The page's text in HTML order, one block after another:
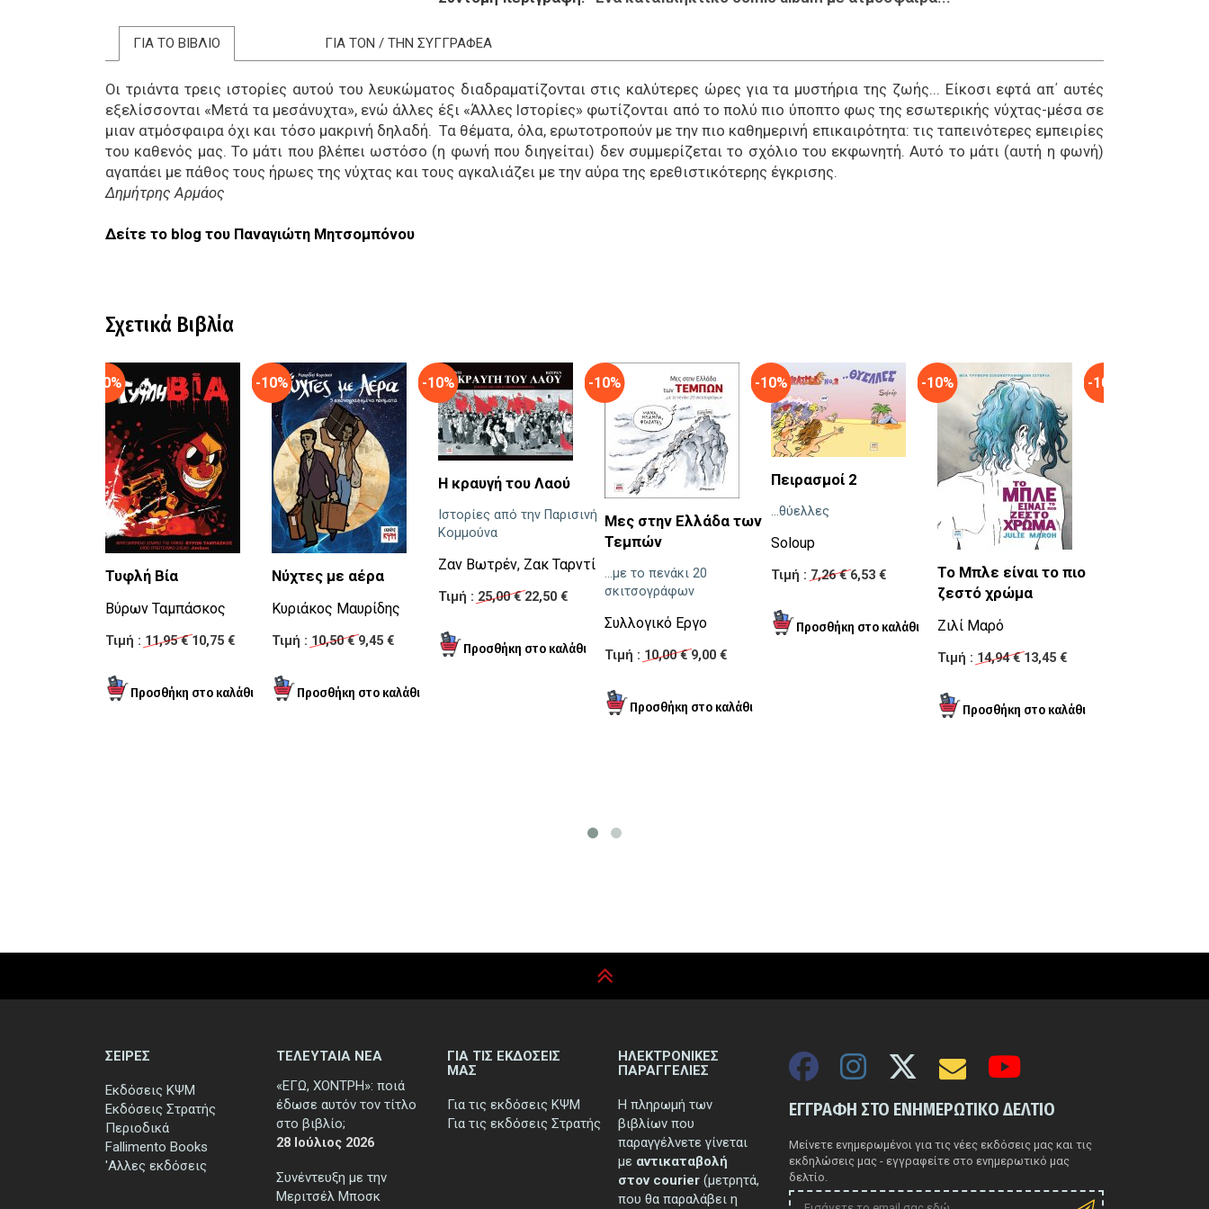
ΓΙΑ ΤΟ ΒΙΒΛΙΟ ΓΙΑ ΤΟΝ / ΤΗΝ ΣΥΓΓΡΑΦΕΑ
Οι τριάντα τρεις ιστορίες αυτού του λευκώματος διαδραματίζονται στις καλύτερες ώρες για τα μυστήρια της ζωής... Είκοσι εφτά απ΄ αυτές
εξελίσσονται «Μετά τα μεσάνυχτα», ενώ άλλες έξι «Άλλες Ιστορίες» φωτίζονται από το πολύ πιο ύποπτο φως της εσωτερικής νύχτας-μέσα σε
μιαν ατμόσφαιρα όχι και τόσο μακρινή δηλαδή. Τα θέματα, όλα, ερωτοτροπούν με την πιο καθημερινή επικαιρότητα: τις ταπεινότερες εμπειρίες
του καθενός μας. Το μάτι που βλέπει ωστόσο (η φωνή που διηγείται) δεν συμμερίζεται το σχόλιο του εκφωνητή. Αυτό το μάτι (αυτή η φωνή)
αγαπάει με πάθος τους ήρωες της νύχτας και τους αγκαλιάζει με την αύρα της ερεθιστικότερης έγκρισης.
Δημήτρης Αρμάος
Δείτε το blog του Παναγιώτη Μητσομπόνου
Σχετικά Βιβλία
-10%
Τυφλή Βία
Βύρων Ταμπάσκος
Τιμή : 11,95 €10,75 €
-10%
Νύχτες με αέρα
Κυριάκος Μαυρίδης
Τιμή : 10,50 €9,45 €
-10%
Η κραυγή του Λαού
Ιστορίες από την Παρισινή
Κομμούνα
Ζαν Βωτρέν, Ζακ Ταρντί
Τιμή : 25,00 €22,50 €
-10%
Μες στην Ελλάδα των
Τεμπών
...με το πενάκι 20
σκιτσογράφων
Συλλογικό Εργο
Τιμή : 10,00 €9,00 €
-10%
Πειρασμοί 2
...θύελλες
Soloup
Τιμή : 7,26 €6,53 €
-10%
Το Μπλε είναι το πιο
ζεστό χρώμα
Ζιλί Μαρό
Τιμή : 14,94 €13,45 €
-10%
ΣΕΙΡΕΣ
Εκδόσεις ΚΨΜ
Εκδόσεις Στρατής
Περιοδικά
Fallimento Books
'Αλλες εκδόσεις
ΤΕΛΕΥΤΑΙΑ ΝΕΑ
«ΕΓΩ, ΧΟΝΤΡΗ»: ποιά
έδωσε αυτόν τον τίτλο
στο βιβλίο;
28 Ιούλιος 2026
Συνέντευξη με την
Μεριτσέλ Μποσκ
ΓΙΑ ΤΙΣ ΕΚΔΟΣΕΙΣ
ΜΑΣ
Για τις εκδόσεις ΚΨΜ
Για τις εκδόσεις Στρατής
ΗΛΕΚΤΡΟΝΙΚΕΣ
ΠΑΡΑΓΓΕΛΙΕΣ
Η πληρωμή των
βιβλίων που
παραγγέλνετε γίνεται
με αντικαταβολή
στον courier (μετρητά,
που θα παραλάβει η
ΕΓΓΡΑΦΗ ΣΤΟ ΕΝΗΜΕΡΩΤΙΚΟ ΔΕΛΤΙΟ
Μείνετε ενημερωμένοι για τις νέες εκδόσεις μας και τις
εκδηλώσεις μας - εγγραφείτε στο ενημερωτικό μας
δελτίο.